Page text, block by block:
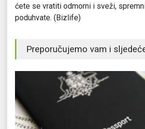
ćete se vratiti odmorni i sveži,
poduhvate. (Bizlife)
Preporučujemo vam i